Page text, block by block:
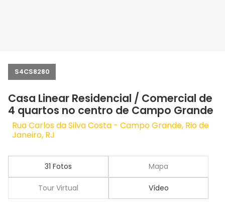
S4CS8280
Casa Linear Residencial / Comercial de
4 quartos no centro de Campo Grande
Rua Carlos da Silva Costa - Campo Grande, Rio de
Janeiro, RJ
31 Fotos Mapa
Tour Virtual Vídeo